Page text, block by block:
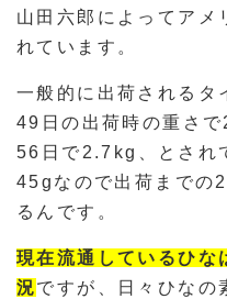
山田六郎によってアメ
れています。
一般的に出荷されるタ
49日の出荷時の重さ
56日で2.7kg、とされ
45gなので出荷までの
るんです。
現在流通しているひな
況ですが、日々ひなの